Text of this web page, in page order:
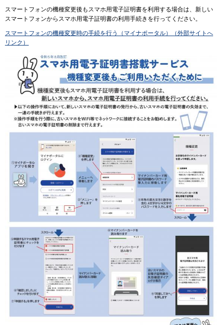
スマートフォンの機種変更後もスマホ用電子証明書を利用する場合は、新しい
スマートフォンからスマホ用電子証明書の利用手続きを行ってください。
スマートフォンの機種変更時の手続を行う（マイナポータル）（外部サイトへ
リンク）